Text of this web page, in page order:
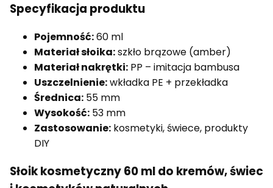
Specyfikacja produktu
Pojemność:60 ml
Materiał słoika:szkło brązowe (amber)
Materiał nakrętki: PP – imitacja bambusa
Uszczelnienie:wkładka PE + przekładka
Średnica: 55 mm
Wysokość: 53 mm
Zastosowanie: kosmetyki, świece, produkty
DIY
Słoik kosmetyczny 60 ml do kremów, świec